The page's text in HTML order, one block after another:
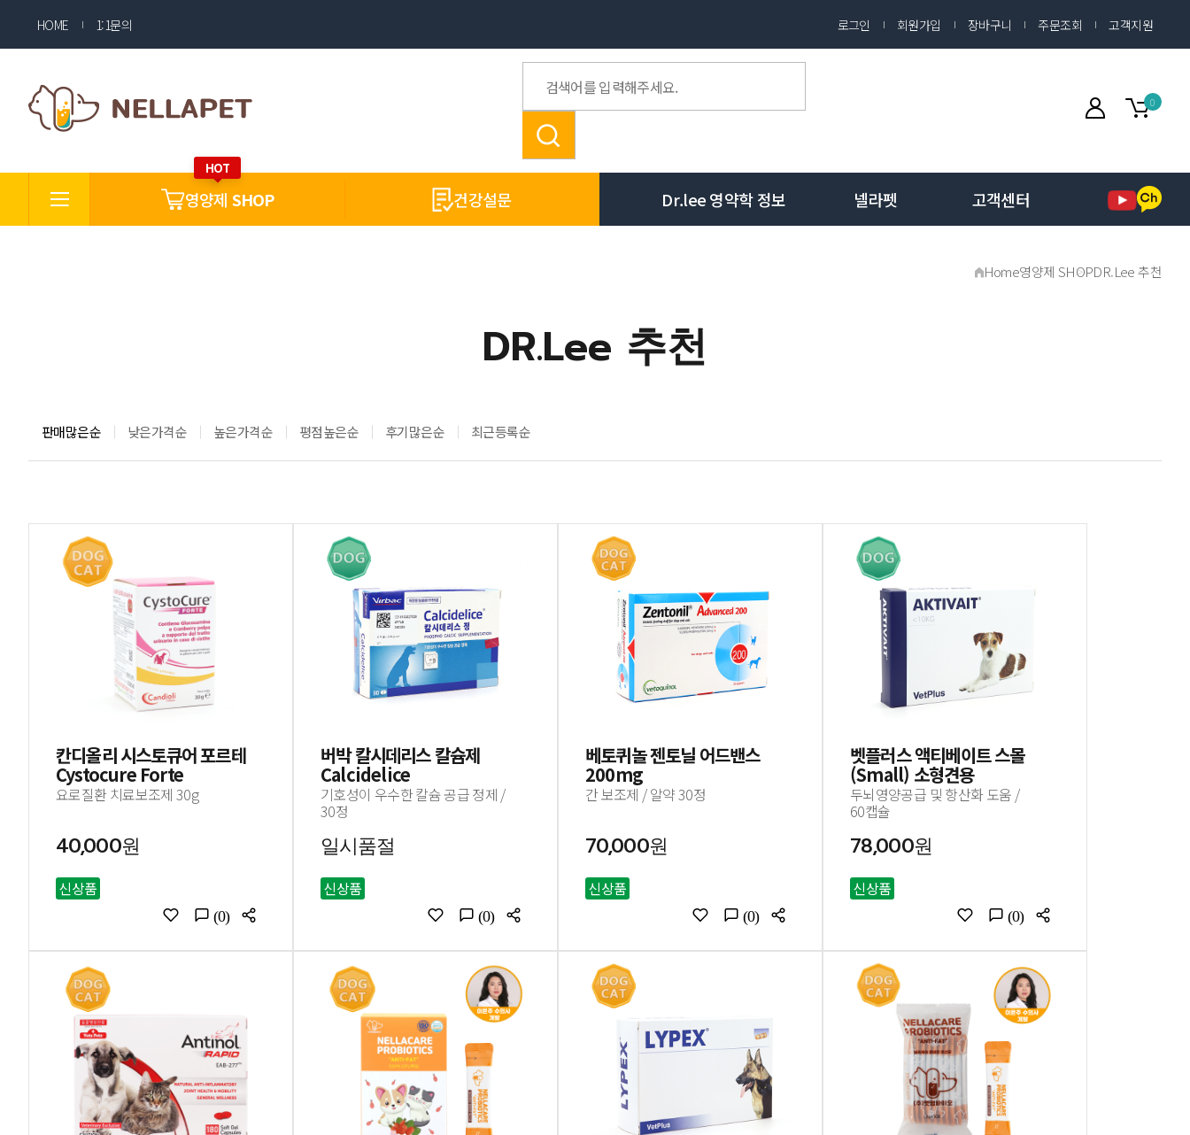
HOME 1:1문의 로그인 회원가입 장바구니 주문조회 고객지원
0
영양제 SHOP 건강설문 Dr.lee 영약학 정보 넬라펫 고객센터
Home영양제 SHOPDR.Lee 추천
DR.Lee 추천
판매많은순 낮은가격순 높은가격순 평점높은순 후기많은순 최근등록순
칸디올리 시스토큐어 포르테
Cystocure Forte
요로질환 치료보조제 30g
40,000원
신상품
(0)
버박 칼시데리스 칼슘제
Calcidelice
기호성이 우수한 칼슘 공급 정제 /
30정
일시품절
신상품
(0)
베토퀴놀 젠토닐 어드밴스
200mg
간 보조제 / 알약 30정
70,000원
신상품
(0)
벳플러스 액티베이트 스몰
(Small) 소형견용
두뇌영양공급 및 항산화 도움 /
60캡슐
78,000원
신상품
(0)